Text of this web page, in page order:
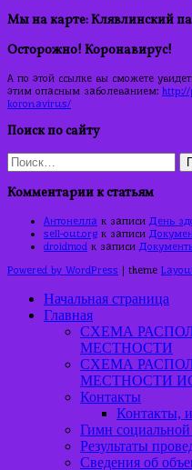
Мы на карте: Клявлинский
Осторожно! Коронавирус!
А по этой ссылке вы сможете
этим опасным заболеванием:
koronavirus/
Поиск по сайту
Найти:
Комментарии к статьям
Антонелла к записи День
sell-out.org к записи
droidmod к записи
Powered by WordPress | theme
Начальная страница
Главная
СХЕМА
МЕСТНОСТИ
СХЕМА
МЕСТНОСТИ
Контакты
Контакты,
Гимн
Результаты
Сведения об